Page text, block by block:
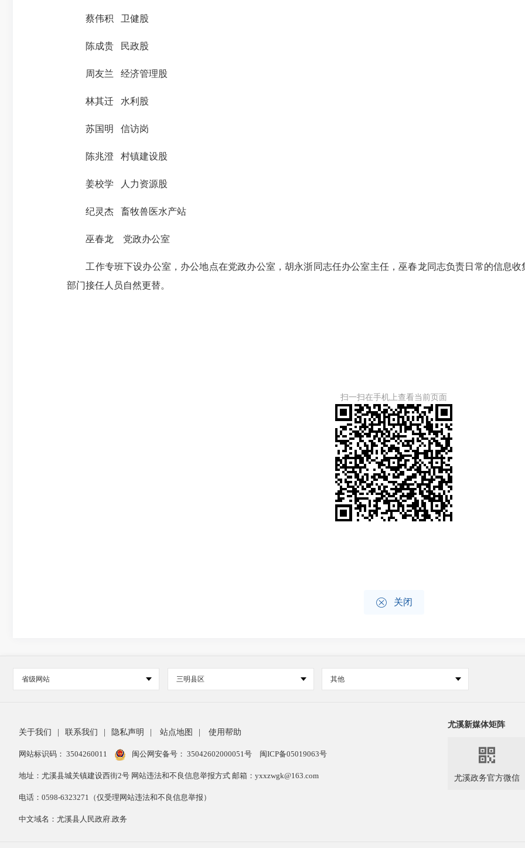
蔡伟积 卫健股
陈成贵 民政股
周友兰 经济管理股
林其迁 水利股
苏国明 信访岗
陈兆澄 村镇建设股
姜校学 人力资源股
纪灵杰 畜牧兽医水产站
巫春龙 党政办公室
工作专班下设办公室，办公地点在党政办公室，胡永浙同志任办公室主任，巫春龙同志负责日常的信息收
部门接任人员自然更替。
扫一扫在手机上查看当前页面
 关闭
省级网站 三明县区 其他
关于我们 联系我们 隐私声明 站点地图 使用帮助
网站标识码： 3504260011 闽公网安备号： 35042602000051号 闽ICP备05019063号
地址：尤溪县城关镇建设西街2号 网站违法和不良信息举报方式 邮箱：yxxzwgk@163.com
电话：0598-6323271（仅受理网站违法和不良信息举报）
中文域名：尤溪县人民政府.政务
尤溪新媒体矩阵

尤溪政务官方微信